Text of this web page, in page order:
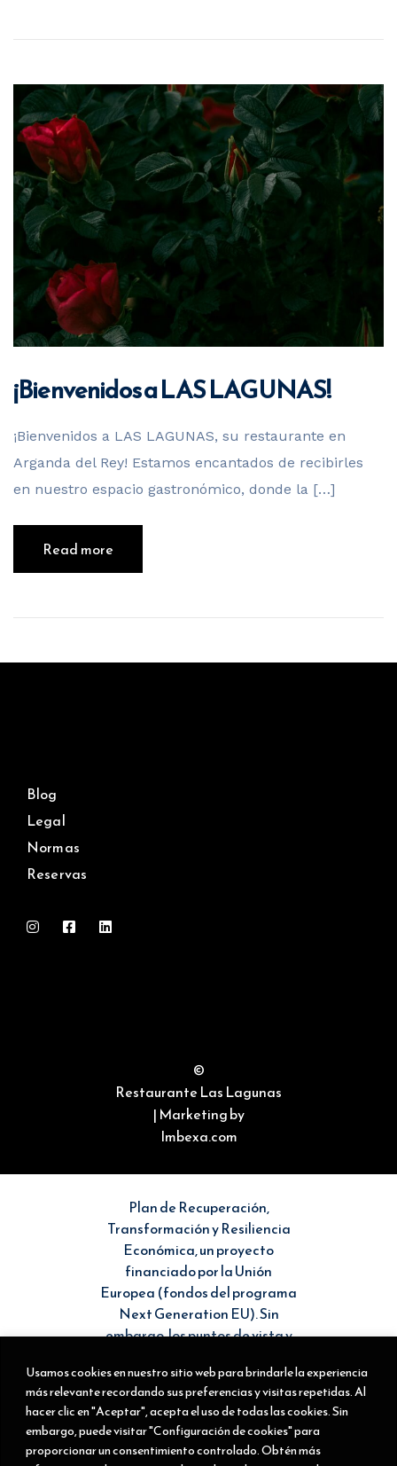
Usamos cookies en nuestro sitio web para brindarle la experiencia
más relevante recordando sus preferencias y visitas repetidas. Al
hacer clic en "Aceptar", acepta el uso de todas las cookies. Sin
embargo, puede visitar "Configuración de cookies" para
proporcionar un consentimiento controlado. Obtén más
¡Bienvenidos a LAS LAGUNAS!
¡Bienvenidos a LAS LAGUNAS, su restaurante en
Arganda del Rey! Estamos encantados de recibirles
en nuestro espacio gastronómico, donde la […]
Read more
Blog
Legal
Normas
Reservas
©
Restaurante Las Lagunas
| Marketing by
Imbexa.com
Plan de Recuperación,
Transformación y Resiliencia
Económica, un proyecto
financiado por la Unión
Europea (fondos del programa
Next Generation EU). Sin
embargo, los puntos de vista y
únicamente los del autor o
autores y no reflejan
necesariamente los de la Unión
Europea o la Comisión Europea.